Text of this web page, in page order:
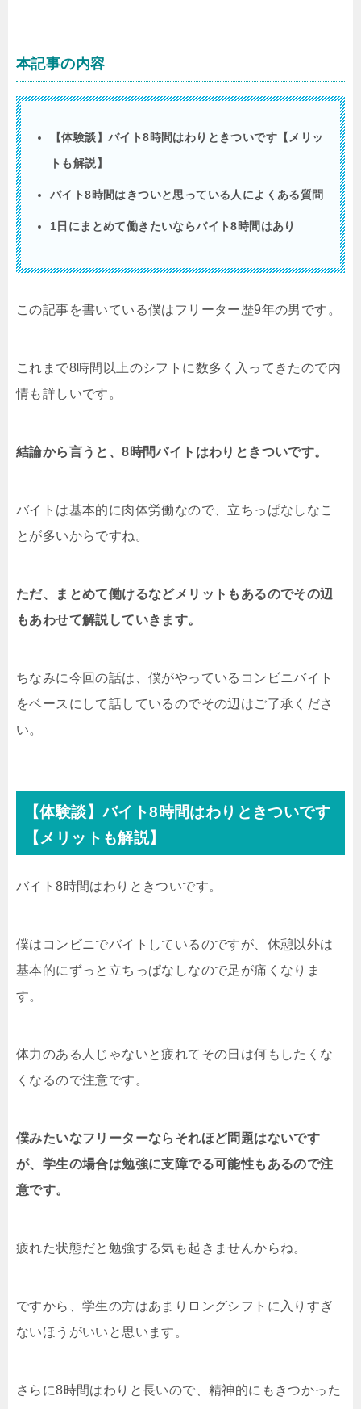
本記事の内容
【体験談】バイト8時間はわりときついです【メリッ
トも解説】
バイト8時間はきついと思っている人によくある質問
1日にまとめて働きたいならバイト8時間はあり
この記事を書いている僕はフリーター歴9年の男です。
これまで8時間以上のシフトに数多く入ってきたので内
情も詳しいです。
結論から言うと、8時間バイトはわりときついです。
バイトは基本的に肉体労働なので、立ちっぱなしなこ
とが多いからですね。
ただ、まとめて働けるなどメリットもあるのでその辺
もあわせて解説していきます。
ちなみに今回の話は、僕がやっているコンビニバイト
をベースにして話しているのでその辺はご了承くださ
い。
【体験談】バイト8時間はわりときついです
【メリットも解説】
バイト8時間はわりときついです。
僕はコンビニでバイトしているのですが、休憩以外は
基本的にずっと立ちっぱなしなので足が痛くなりま
す。
体力のある人じゃないと疲れてその日は何もしたくな
くなるので注意です。
僕みたいなフリーターならそれほど問題はないです
が、学生の場合は勉強に支障でる可能性もあるので注
意です。
疲れた状態だと勉強する気も起きませんからね。
ですから、学生の方はあまりロングシフトに入りすぎ
ないほうがいいと思います。
さらに8時間はわりと長いので、精神的にもきつかった